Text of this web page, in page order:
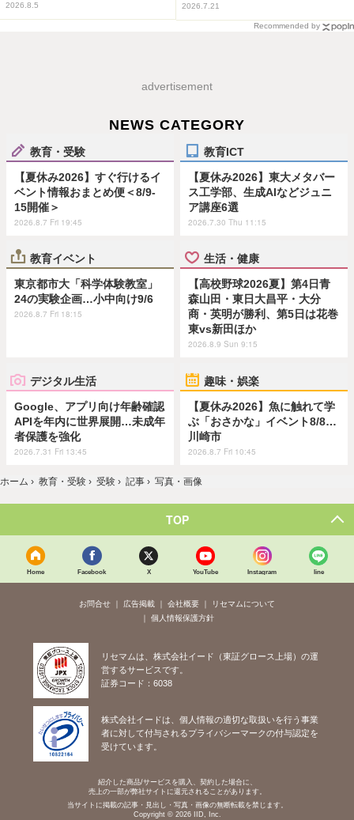
2026.8.5 2026.7.21
Recommended by
advertisement
NEWS CATEGORY
教育・受験
【夏休み2026】すぐ行けるイ
ベント情報おまとめ便＜8/9-
15開催＞
2026.8.7 Fri 19:45
教育ICT
【夏休み2026】東大メタバー
ス工学部、生成AIなどジュニ
ア講座6選
2026.7.30 Thu 11:15
教育イベント
東京都市大「科学体験教室」
24の実験企画…小中向け9/6
2026.8.7 Fri 18:15
生活・健康
【高校野球2026夏】第4日青
森山田・東日大昌平・大分
商・英明が勝利、第5日は花巻
東vs新田ほか
2026.8.9 Sun 9:15
デジタル生活
Google、アプリ向け年齢確認
APIを年内に世界展開…未成年
者保護を強化
2026.7.31 Fri 13:45
趣味・娯楽
【夏休み2026】魚に触れて学
ぶ「おさかな」イベント8/8…
川崎市
2026.8.7 Fri 10:45
ホーム › 教育・受験 › 受験 › 記事 › 写真・画像
TOP
Home Facebook X YouTube Instagram line
お問合せ 広告掲載 会社概要
リセマムについて
個人情報保護方針
リセマムは、株式会社イード（東証グロース上場）の運
営するサービスです。
証券コード：6038
株式会社イードは、個人情報の適切な取扱いを行う事業
者に対して付与されるプライバシーマークの付与認定を
受けています。
紹介した商品/サービスを購入、契約した場合に、
売上の一部が弊社サイトに還元されることがあります。
当サイトに掲載の記事・見出し・写真・画像の無断転載を禁じます。
Copyright © 2026 IID, Inc.